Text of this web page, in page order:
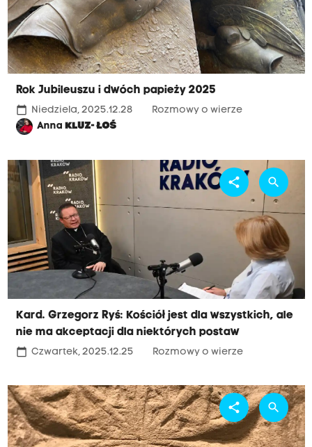
Rok Jubileuszu i dwóch papieży 2025
calendar_today Niedziela, 2025.12.28
Rozmowy o wierze
AnnaKLUZ- ŁOŚ
Kard. Grzegorz Ryś: Kościół jest dla wszystkich, ale
nie ma akceptacji dla niektórych postaw
calendar_today Czwartek, 2025.12.25 Rozmowy o wierze
share search
share search